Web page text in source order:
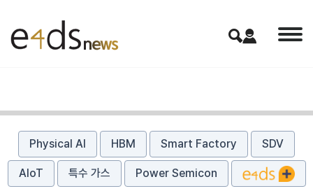
Physical AI HBM Smart Factory SDV
AIoT 특수 가스 Power Semicon